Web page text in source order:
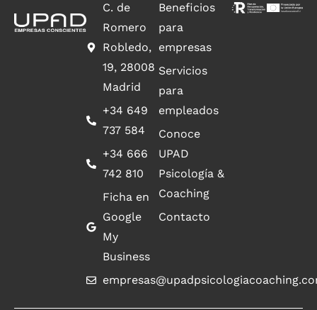
C. de
Romero
Robledo,
19, 28008
Madrid
+34 649
737 584
+34 666
742 810
Ficha en
Google
My
Business
Beneficios
para
empresas
Servicios
para
empleados
Conoce
UPAD
Psicología &
Coaching
Contacto